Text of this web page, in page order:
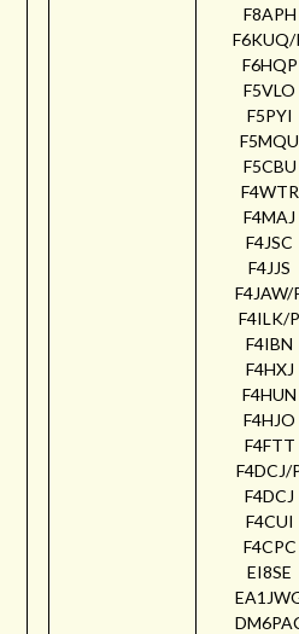
F8APH
F6KUQ/
F6HQP
F5VLO
F5PYI
F5MQU
F5CBU
F4WTR
F4MAJ
F4JSC
F4JJS
F4JAW/
F4ILK/P
F4IBN
F4HXJ
F4HUN
F4HJO
F4FTT
F4DCJ/
F4DCJ
F4CUI
F4CPC
EI8SE